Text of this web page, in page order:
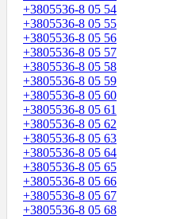
+3805536-8 05 54
+3805536-8 05 55
+3805536-8 05 56
+3805536-8 05 57
+3805536-8 05 58
+3805536-8 05 59
+3805536-8 05 60
+3805536-8 05 61
+3805536-8 05 62
+3805536-8 05 63
+3805536-8 05 64
+3805536-8 05 65
+3805536-8 05 66
+3805536-8 05 67
+3805536-8 05 68